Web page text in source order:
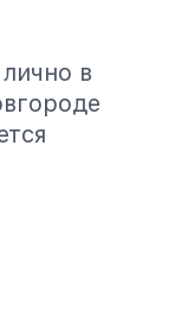
в